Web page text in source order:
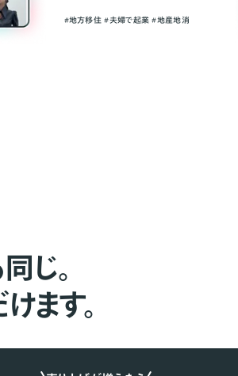
#地方移住 #夫婦で起業 #地産地消
じ。
ます。